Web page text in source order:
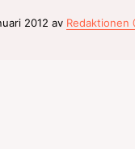
2012 av Redaktionen